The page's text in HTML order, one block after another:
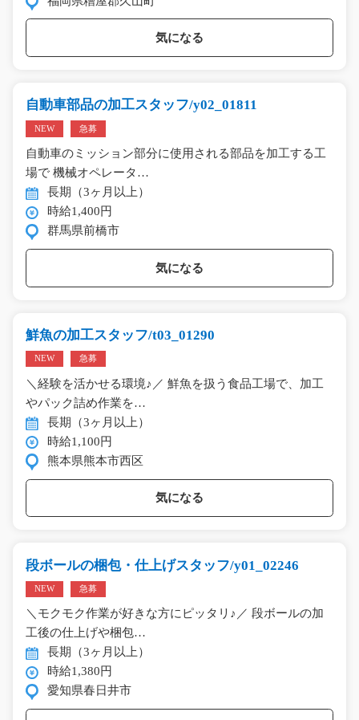
気になる
自動車部品の加工スタッフ/y02_01811
NEW 急募
自動車のミッション部分に使用される部品を加工する工
場で 機械オペレータ…
長期（3ヶ月以上）
時給1,400円
群馬県前橋市
気になる
鮮魚の加工スタッフ/t03_01290
NEW 急募
＼経験を活かせる環境♪／ 鮮魚を扱う食品工場で、加工
やパック詰め作業を…
長期（3ヶ月以上）
時給1,100円
熊本県熊本市西区
気になる
段ボールの梱包・仕上げスタッフ/y01_02246
NEW 急募
＼モクモク作業が好きな方にピッタリ♪／ 段ボールの加
工後の仕上げや梱包…
長期（3ヶ月以上）
時給1,380円
愛知県春日井市